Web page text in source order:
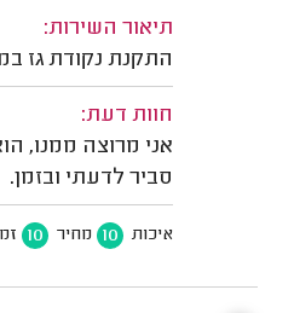
תיאור השירות:
התקנת נקודת גז
חוות דעת:
אני מרוצה ממנו,
סביר לדעתי ובזמן.
איכות 10 מחיר 10